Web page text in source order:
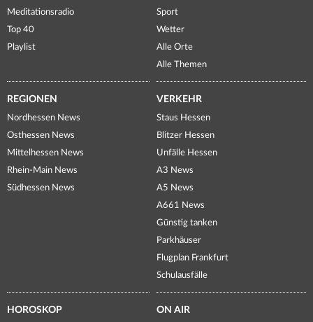
Meditationsradio
Top 40
Playlist
Sport
Wetter
Alle Orte
Alle Themen
REGIONEN
Nordhessen News
Osthessen News
Mittelhessen News
Rhein-Main News
Südhessen News
VERKEHR
Staus Hessen
Blitzer Hessen
Unfälle Hessen
A3 News
A5 News
A661 News
Günstig tanken
Parkhäuser
Flugplan Frankfurt
Schulausfälle
HOROSKOP ON AIR